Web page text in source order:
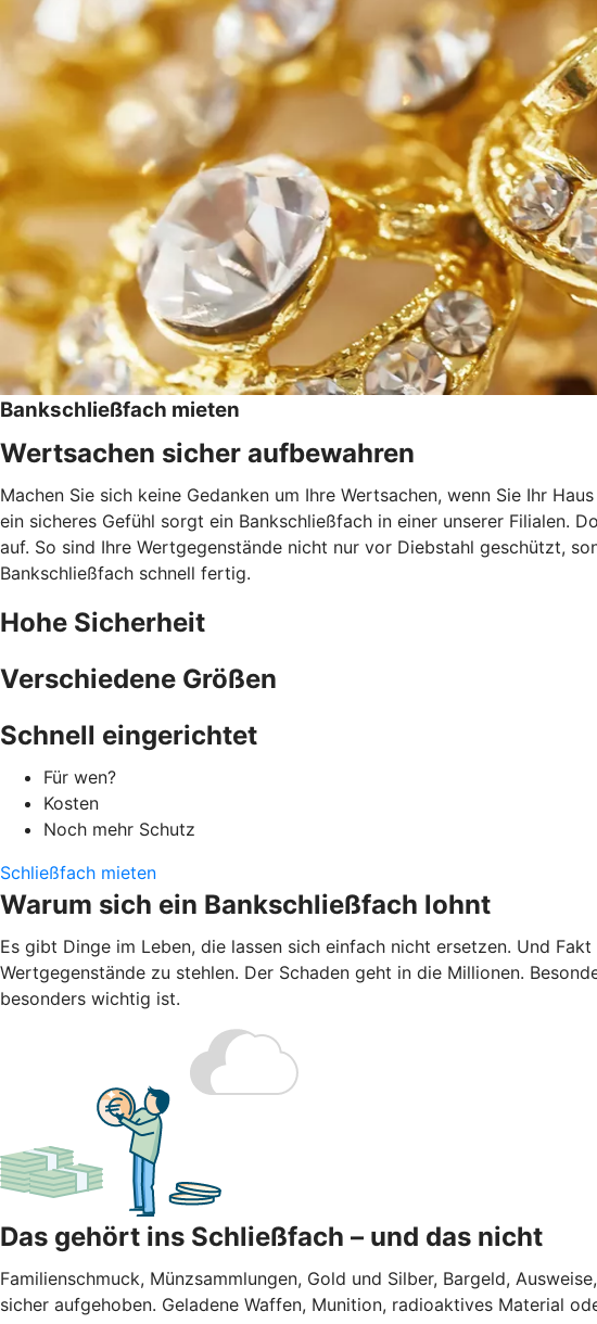
Bankschließfach mieten
Wertsachen sicher aufbewahren
Machen Sie sich keine Gedanken um Ihre Wertsachen, wenn Sie Ihr
ein sicheres Gefühl sorgt ein Bankschließfach in einer unserer Filialen.
auf. So sind Ihre Wertgegenstände nicht nur vor Diebstahl geschützt,
Bankschließfach schnell fertig.
Hohe Sicherheit
Verschiedene Größen
Schnell eingerichtet
Für wen?
Kosten
Noch mehr Schutz
Schließfach mieten
Warum sich ein Bankschließfach lohnt
Es gibt Dinge im Leben, die lassen sich einfach nicht ersetzen. Und
Wertgegenstände zu stehlen. Der Schaden geht in die Millionen.
besonders wichtig ist.
Das gehört ins Schließfach – und das nicht
Familienschmuck, Münzsammlungen, Gold und Silber, Bargeld,
sicher aufgehoben. Geladene Waffen, Munition, radioaktives Material